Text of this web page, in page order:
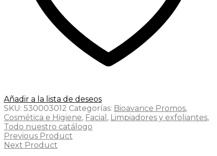
Añadir a la lista de deseos
SKU: 530003012 Categorías: Bioavance Promos,
Cosmética e Higiene, Facial , Limpiadores y exfoliantes,
Todo nuestro catálogo
Previous Product
Next Product